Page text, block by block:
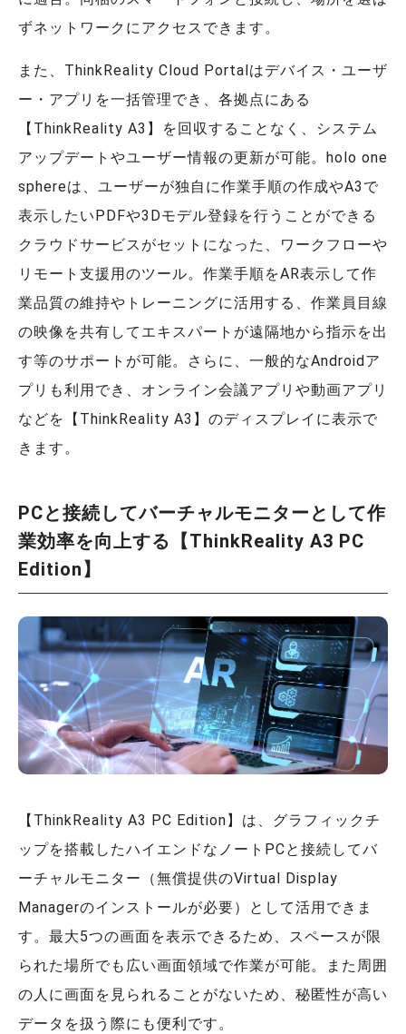
ずネットワークにアクセスできます。
また、ThinkReality Cloud Portalはデバイス・ユーザ
ー・アプリを一括管理でき、各拠点にある
【ThinkReality A3】を回収することなく、システム
アップデートやユーザー情報の更新が可能。holo one
sphereは、ユーザーが独自に作業手順の作成やA3で
表示したいPDFや3Dモデル登録を行うことができる
クラウドサービスがセットになった、ワークフローや
リモート支援用のツール。作業手順をAR表示して作
業品質の維持やトレーニングに活用する、作業員目線
の映像を共有してエキスパートが遠隔地から指示を出
す等のサポートが可能。さらに、一般的なAndroidア
プリも利用でき、オンライン会議アプリや動画アプリ
などを【ThinkReality A3】のディスプレイに表示で
きます。
PCと接続してバーチャルモニターとして作
業効率を向上する【ThinkReality A3 PC
Edition】
【ThinkReality A3 PC Edition】は、グラフィックチ
ップを搭載したハイエンドなノートPCと接続してバ
ーチャルモニター（無償提供のVirtual Display
Managerのインストールが必要）として活用できま
す。最大5つの画面を表示できるため、スペースが限
られた場所でも広い画面領域で作業が可能。また周囲
の人に画面を見られることがないため、秘匿性が高い
データを扱う際にも便利です。